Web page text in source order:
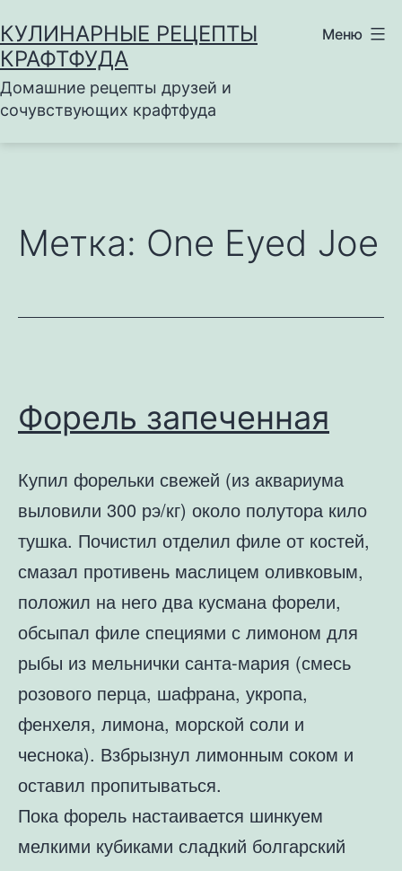
к
содержимому
КУЛИНАРНЫЕ РЕЦЕПТЫ
КРАФТФУДА
Домашние рецепты друзей и
сочувствующих крафтфуда
Меню
Метка: One Eyed Joe
Форель запеченная
Купил форельки свежей (из аквариума
выловили 300 рэ/кг) около полутора кило
тушка. Почистил отделил филе от костей,
смазал противень маслицем оливковым,
положил на него два кусмана форели,
обсыпал филе специями с лимоном для
рыбы из мельнички санта-мария (смесь
розового перца, шафрана, укропа,
фенхеля, лимона, морской соли и
чеснока). Взбрызнул лимонным соком и
оставил пропитываться.
Пока форель настаивается шинкуем
мелкими кубиками сладкий болгарский